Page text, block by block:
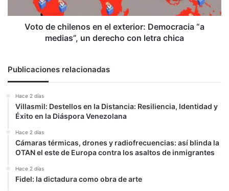
medias”,
chica
Voto de chilenos en el exterior: Democracia “a
medias”, un derecho con letra chica
Publicaciones relacionadas
Hace 2 días
Villasmil: Destellos en la Distancia: Resiliencia, Identidad y
Éxito en la Diáspora Venezolana
Hace 2 días
Cámaras térmicas, drones y radiofrecuencias: así blinda la
OTAN el este de Europa contra los asaltos de inmigrantes
Hace 2 días
Fidel: la dictadura como obra de arte